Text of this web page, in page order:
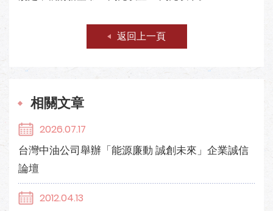
返回上一頁
相關文章
2026.07.17
台灣中油公司舉辦「能源廉動 誠創未來」企業誠信
論壇
2012.04.13